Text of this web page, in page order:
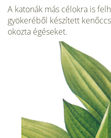
A katonák más célokra is
gyökeréből készített
okozta égéseket.